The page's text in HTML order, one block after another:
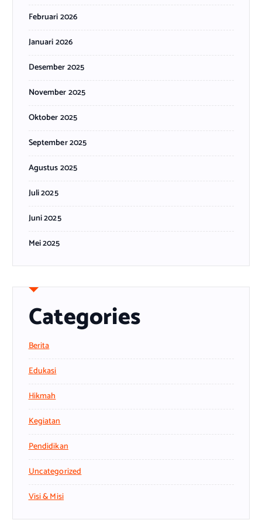
Februari 2026
Januari 2026
Desember 2025
November 2025
Oktober 2025
September 2025
Agustus 2025
Juli 2025
Juni 2025
Mei 2025
Categories
Berita
Edukasi
Hikmah
Kegiatan
Pendidikan
Uncategorized
Visi & Misi